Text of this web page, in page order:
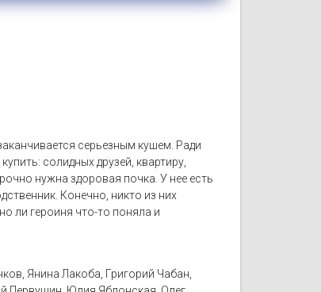
серьезным кушем. Ради
солидных друзей, квартиру,
нужна здоровая почка. У нее есть
Конечно, никто из них
ли героиня что-то поняла и
Янина Лакоба, Григорий Чабан,